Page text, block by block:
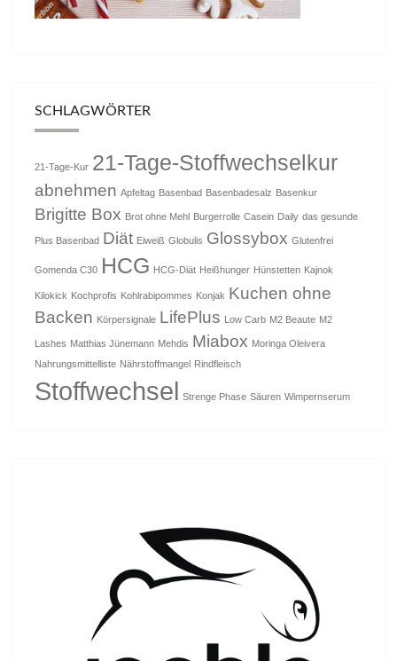
SCHLAGWÖRTER
21-Tage-Kur 21-Tage-Stoffwechselkur
abnehmen Apfeltag Basenbad Basenbadesalz Basenkur
Brigitte Box Brot ohne Mehl Burgerrolle Casein Daily das gesunde
Plus Basenbad Diät Eiweiß Globulis Glossybox Glutenfrei
Gomenda C30 HCG HCG-Diät Heißhunger Hünstetten Kajnok
Kilokick Kochprofis Kohlrabipommes Konjak Kuchen ohne
Backen Körpersignale LifePlus Low Carb M2 Beaute M2
Lashes Matthias Jünemann Mehdis Miabox Moringa Oleivera
Nahrungsmittelliste Nährstoffmangel Rindfleisch
Stoffwechsel Strenge Phase Säuren Wimpernserum